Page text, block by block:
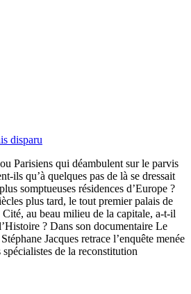
disparu
Parisiens qui déambulent sur le parvis
ils qu’à quelques pas de là se dressait
somptueuses résidences d’Europe ?
plus tard, le tout premier palais de
au beau milieu de la capitale, a-t-il
? Dans son documentaire Le
Jacques retrace l’enquête menée
de la reconstitution